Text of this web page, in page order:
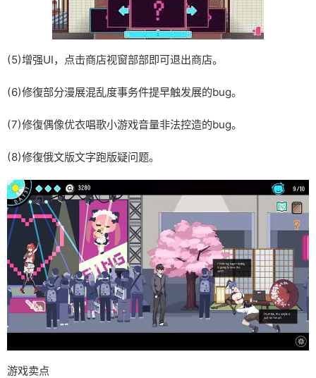
(5)增强UI，点击商店视窗部部即可退出商店。
(6)修復部分漫展混乱度事务件提早触发展的bug。
(7)修復偶像优衣唱歌小游戏音量非法控造的bug。
(8)修復俄文版文字跑版疑问题。
游戏卖点